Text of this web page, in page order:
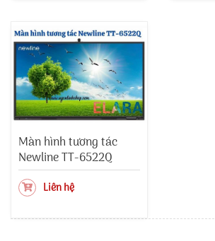
Màn hình tương tác
Newline TT-6522Q
Liên hệ